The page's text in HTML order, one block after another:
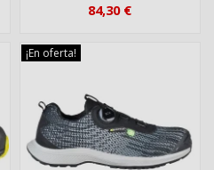
84,30 €
¡En oferta!